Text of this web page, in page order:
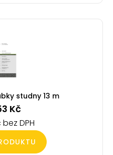
studny 13 m
Kč